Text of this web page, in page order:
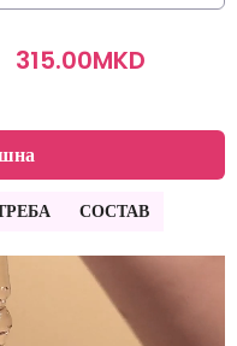
315.00MKD
СОСТАВ